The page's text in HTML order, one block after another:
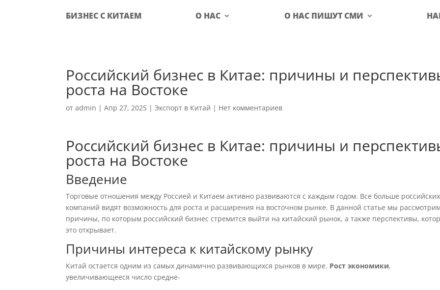
БИЗНЕС С КИТАЕМ О НАС О НАС ПИШУТ СМИ
Российский бизнес в Китае: причины и
роста на Востоке
отadmin |Апр 27, 2025 |Экспорт в Китай | Нет комментариев
Российский бизнес в Китае: причины и
роста на Востоке
Введение
Торговые отношения между Россией и Китаем активно развиваются с каждым годом. Все больше российских
компаний видят возможность для роста и расширения на восточном рынке. В данной статье мы
причины, по которым российский бизнес стремится выйти на китайский рынок, а также перспективы,
это открывает.
Причины интереса к китайскому рынку
Китай остается одним из самых динамично развивающихся рынков в мире. Рост экономики,
увеличивающееся число средне-